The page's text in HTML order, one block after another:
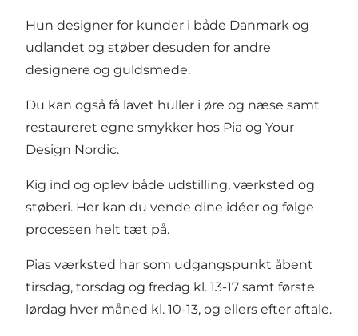
Hun designer for kunder i både Danmark og
udlandet og støber desuden for andre
designere og guldsmede.
Du kan også få lavet huller i øre og næse samt
restaureret egne smykker hos Pia og Your
Design Nordic.
Kig ind og oplev både udstilling, værksted og
støberi. Her kan du vende dine idéer og følge
processen helt tæt på.
Pias værksted har som udgangspunkt åbent
tirsdag, torsdag og fredag kl. 13-17 samt første
lørdag hver måned kl. 10-13, og ellers efter aftale.